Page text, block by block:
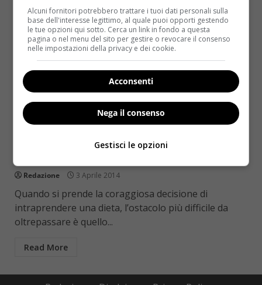
Dimagrire in fretta: gli orari da rispettare se
Redazione 3 Aprile 2014
Quando si prende la coraggiosa decisione di
intraprendere una dieta, l’ostacolo più difficile da
oltrepassare è quello...
Read More
Alcuni fornitori potrebbero trattare i tuoi dati personali sulla
base dell'interesse legittimo, al quale puoi opporti gestendo
le tue opzioni qui sotto. Cerca un link in fondo a questa
pagina o nel menu del sito per gestire o revocare il consenso
nelle impostazioni della privacy e dei cookie.
Acconsenti
Nega il consenso
Gestisci le opzioni